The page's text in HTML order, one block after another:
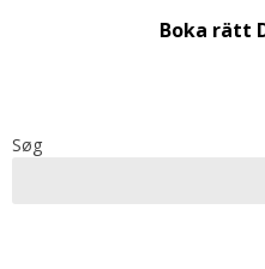
Boka rätt
Søg